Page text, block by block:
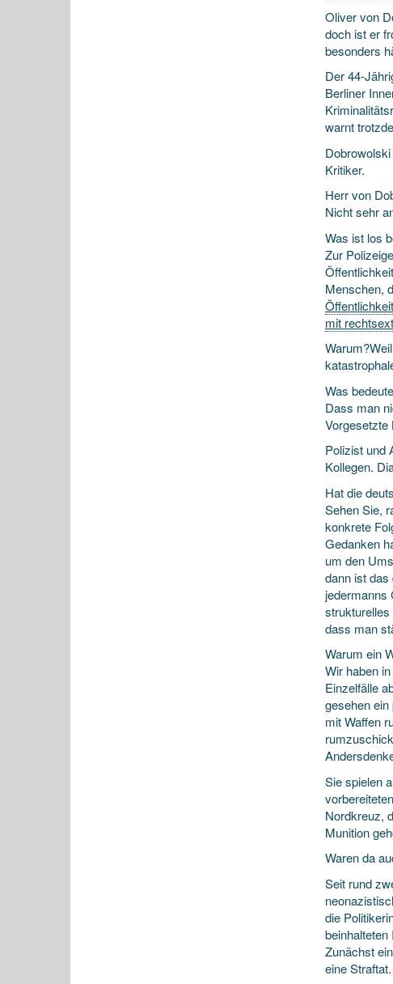
Oliver von
doch ist er
besonders
Der 44-
Berliner
warnt
Kritiker.
Herr von
Nicht sehr
Was ist los
Zur
Menschen,
mit
Was
Dass man
Vorgesetzte
Polizist und
Kollegen.
Hat die
Sehen Sie,
konkrete
Gedanken
um den
dann ist das
jedermanns
dass man
Warum ein
Wir haben
Einzel­fälle
gesehen
mit Waffen
Sie spielen
Nordkreuz,
Munition
Waren da
Seit rund
die
Zunächst
eine Straftat.